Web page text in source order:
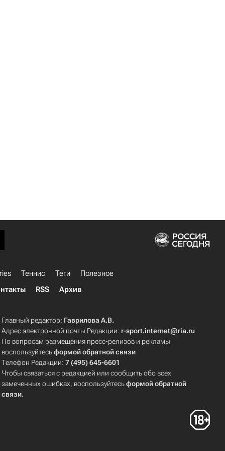
Теннис Теги
Полезное
RSS Архив
Главный редактор: Гаврилова А.В.
Адрес электронной почты Редакции: r-sport.internet@ria.ru
По вопросам размещения пресс-релизов и рекламы
воспользуйтесьформой обратной связи
Телефон Редакции:7 (495) 645-6601
Чтобы связаться с редакцией или сообщить обо всех
замеченных ошибках, воспользуйтесьформой обратной
связи.